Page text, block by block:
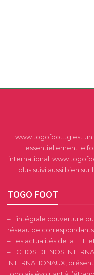
www.togofoot.tg est un
essentiellement le
international.
plus suivi aussi bien
TOGO FOOT
– L’intégrale couverture
réseau de
– Les actualités de la FTF
– ECHOS DE NOS
INTERNATIONAUX,